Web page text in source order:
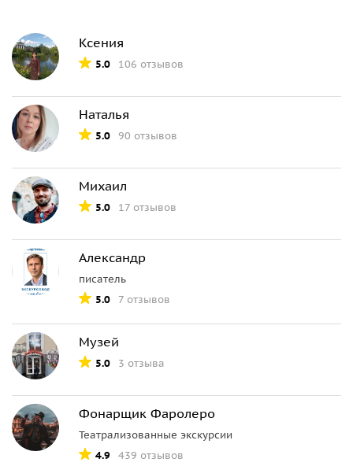
Ксения
5.0 106 отзывов
Наталья
5.0 90 отзывов
Михаил
5.0 17 отзывов
Александр
писатель
5.0
7 отзывов
Музей
5.0 3 отзыва
Фонарщик Фаролеро
Театрализованные экскурсии
4.9
439 отзывов